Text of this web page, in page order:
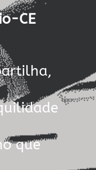
CE
que